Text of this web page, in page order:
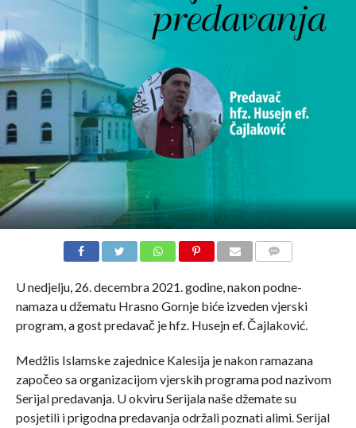
U nedjelju, 26. decembra 2021. godine, nakon podne-
namaza u džematu Hrasno Gornje biće izveden vjerski
program, a gost predavač je hfz. Husejn ef. Čajlaković.
Medžlis Islamske zajednice Kalesija je nakon ramazana
započeo sa organizacijom vjerskih programa pod nazivom
Serijal predavanja. U okviru Serijala naše džemate su
posjetili i prigodna predavanja održali poznati alimi. Serijal